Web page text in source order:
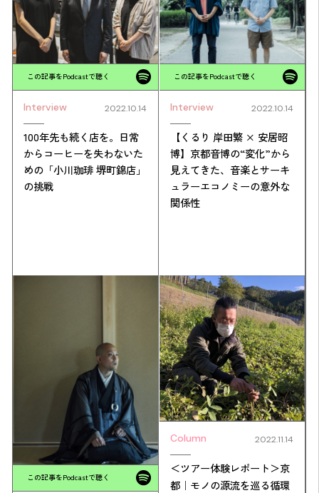
この記事をPodcastで聴く
Interview 2022.10.14
100年先も続く店を。日常
からコーヒーを失わないた
めの「小川珈琲 堺町錦店」
の挑戦
この記事をPodcastで聴く
Interview 2022.10.14
【くるり 岸田繁 × 安居昭
博】京都音博の“変化”から
見えてきた、音楽とサーキ
ュラーエコノミーの意外な
関係性
この記事をPodcastで聴く
Column 2022.11.14
＜ツアー体験レポート＞京
都｜モノの源流を巡る循環